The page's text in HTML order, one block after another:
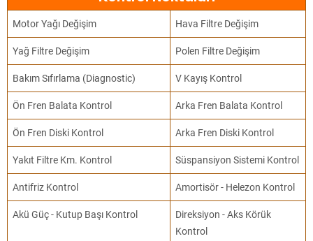
Motor Yağı Değişim Hava Filtre Değişim
Yağ Filtre Değişim Polen Filtre Değişim
Bakım Sıfırlama (Diagnostic) V Kayış Kontrol
Ön Fren Balata Kontrol Arka Fren Balata Kontrol
Ön Fren Diski Kontrol Arka Fren Diski Kontrol
Yakıt Filtre Km. Kontrol Süspansiyon Sistemi Kontrol
Antifriz Kontrol Amortisör - Helezon Kontrol
Akü Güç - Kutup Başı Kontrol
Direksiyon - Aks Körük
Kontrol